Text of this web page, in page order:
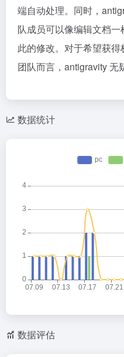
端自动处理。同时，
队成员可以像编辑文档
此的修改。对于希望获
团队而言，antigravity 无
数据统计
数据评估